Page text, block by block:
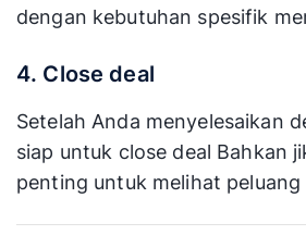
dengan kebutuhan spesifik
4. Close deal
Setelah Anda menyelesaikan
siap untuk close deal Bahkan
penting untuk melihat peluang